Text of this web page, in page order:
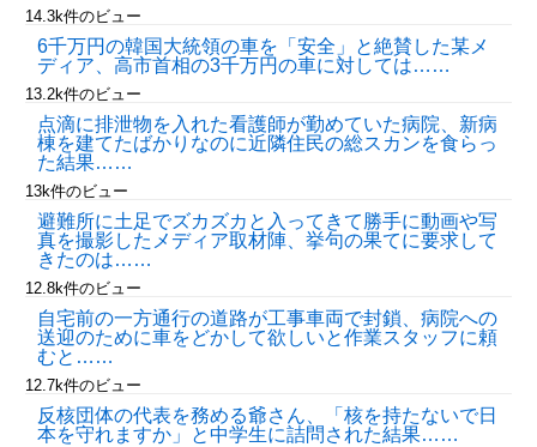
Powered by livedoor 相互RSS
14.3k件のビュー
6千万円の韓国大統領の車を「安全」と絶賛した某メ
ディア、高市首相の3千万円の車に対しては……
13.2k件のビュー
点滴に排泄物を入れた看護師が勤めていた病院、新病
棟を建てたばかりなのに近隣住民の総スカンを食らっ
た結果……
13k件のビュー
避難所に土足でズカズカと入ってきて勝手に動画や写
真を撮影したメディア取材陣、挙句の果てに要求して
きたのは……
12.8k件のビュー
自宅前の一方通行の道路が工事車両で封鎖、病院への
送迎のために車をどかして欲しいと作業スタッフに頼
むと……
12.7k件のビュー
反核団体の代表を務める爺さん、「核を持たないで日
本を守れますか」と中学生に詰問された結果……